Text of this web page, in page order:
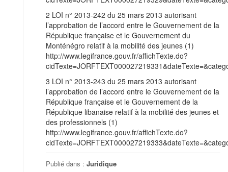
2 LOI n° 2013-242 du 25 mars 2013 autorisant
l’approbation de l’accord entre le Gouvernement de la
République française et le Gouvernement du
Monténégro relatif à la mobilité des jeunes (1)
http://www.legifrance.gouv.fr/affichTexte.do?
3 LOI n° 2013-243 du 25 mars 2013 autorisant
l’approbation de l’accord entre le Gouvernement de la
République française et le Gouvernement de la
République libanaise relatif à la mobilité des jeunes et
des professionnels (1)
http://www.legifrance.gouv.fr/affichTexte.do?
Publié dans : Juridique